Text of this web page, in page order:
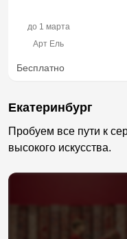
до 1 марта
Арт Ель
Бесплатно
Екатеринбург
Пробуем все пути к
высокого искусства.